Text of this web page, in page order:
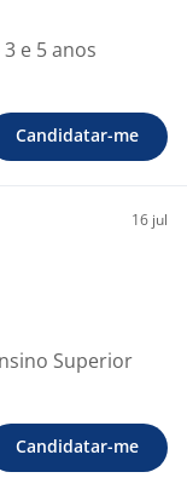
e 5 anos
Candidatar-me
16 jul
Superior
Candidatar-me